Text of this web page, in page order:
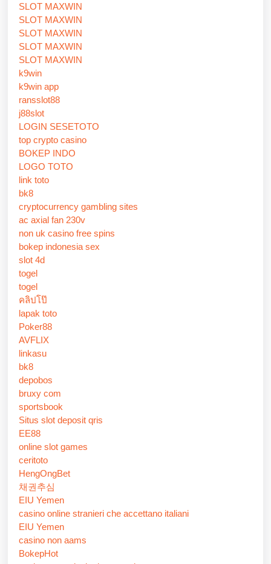
SLOT MAXWIN
SLOT MAXWIN
SLOT MAXWIN
SLOT MAXWIN
SLOT MAXWIN
k9win
k9win app
ransslot88
j88slot
LOGIN SESETOTO
top crypto casino
BOKEP INDO
LOGO TOTO
link toto
bk8
cryptocurrency gambling sites
ac axial fan 230v
non uk casino free spins
bokep indonesia sex
slot 4d
togel
togel
คลิปโป๊
lapak toto
Poker88
AVFLIX
linkasu
bk8
depobos
bruxy com
sportsbook
Situs slot deposit qris
EE88
online slot games
ceritoto
HengOngBet
채권추심
EIU Yemen
casino online stranieri che accettano italiani
EIU Yemen
casino non aams
BokepHot